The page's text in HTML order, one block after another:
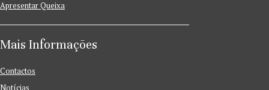
Apresentar Queixa
Mais Informações
Contactos
Notícias